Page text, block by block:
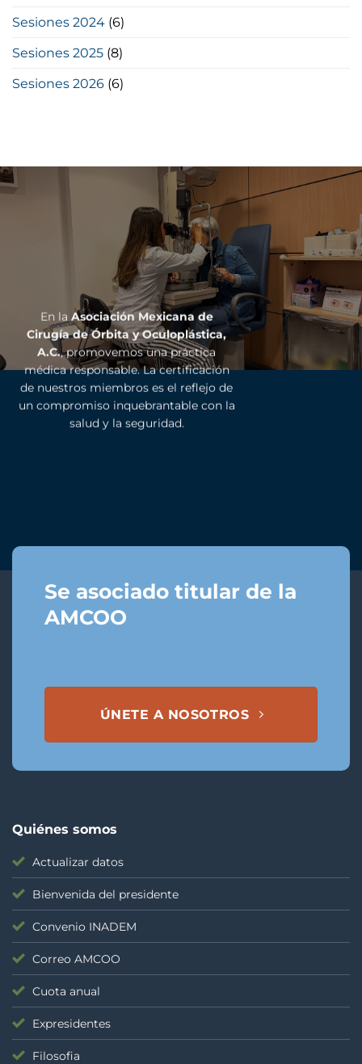
Sesiones 2024 (6)
Sesiones 2025 (8)
Sesiones 2026 (6)
En la Asociación Mexicana de
Cirugía de Órbita y Oculoplástica,
A.C., promovemos una práctica
médica responsable. La certificación
de nuestros miembros es el reflejo de
un compromiso inquebrantable con la
salud y la seguridad.
Se asociado titular de la
AMCOO
ÚNETE A NOSOTROS
Quiénes somos
Actualizar datos
Bienvenida del presidente
Convenio INADEM
Correo AMCOO
Cuota anual
Expresidentes
Filosofia